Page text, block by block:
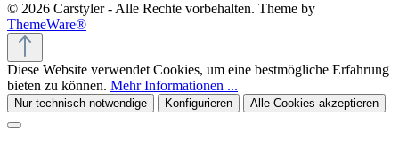
© 2026 Carstyler - Alle Rechte vorbehalten. Theme by
ThemeWare®
Diese Website verwendet Cookies, um eine bestmögliche Erfahrung
bieten zu können. Mehr Informationen ...
Nur technisch notwendige Konfigurieren Alle Cookies akzeptieren